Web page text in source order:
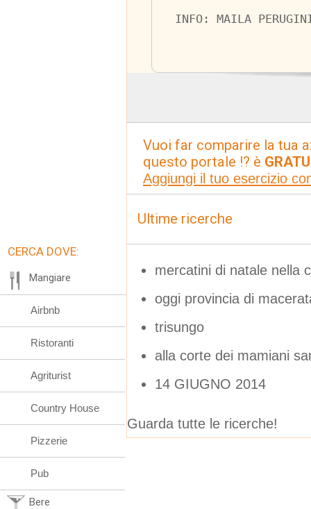
INFO: MAILA
Vuoi far comparire la tua
questo portale !? è
Aggiungi il tuo esercizio
Ultime ricerche
mercatini di natale nella
oggi provincia di
trisungo
alla corte dei mamiani
14 GIUGNO 2014
Guarda tutte le ricerche!
CERCA DOVE:
Mangiare
Airbnb
Ristoranti
Agriturist
Country House
Pizzerie
Pub
Bere